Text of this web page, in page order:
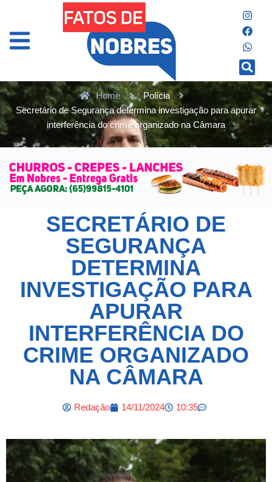
Home
Polícia
Secretário de Segurança determina investigação para apurar
interferência do crime organizado na Câmara
SECRETÁRIO DE
SEGURANÇA
DETERMINA
INVESTIGAÇÃO PARA
APURAR
INTERFERÊNCIA DO
CRIME ORGANIZADO
NA CÂMARA
Redação 14/11/2024 10:35